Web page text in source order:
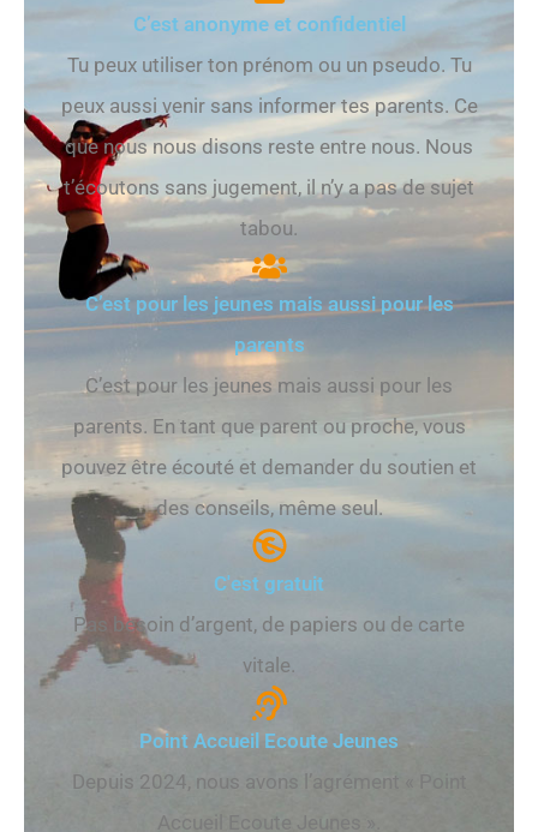
C’est anonyme et confidentiel
Tu peux utiliser ton prénom ou un pseudo. Tu
peux aussi venir sans informer tes parents. Ce
que nous nous disons reste entre nous. Nous
t’écoutons sans jugement, il n’y a pas de sujet
tabou.
C’est pour les jeunes mais aussi pour les
parents
C’est pour les jeunes mais aussi pour les
parents. En tant que parent ou proche, vous
pouvez être écouté et demander du soutien et
des conseils, même seul.
C'est gratuit
Pas besoin d’argent, de papiers ou de carte
vitale.
Point Accueil Ecoute Jeunes
Depuis 2024, nous avons l’agrément « Point
Accueil Ecoute Jeunes ».